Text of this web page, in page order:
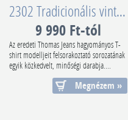
2302 Tradicionális vintázs póló
9 990 Ft-tól
Az eredeti Thomas Jeans hagyományos T-
shirt modelljeit felsorakoztató sorozatának
egyik közkedvelt, minőségi darabja....
Megnézem »